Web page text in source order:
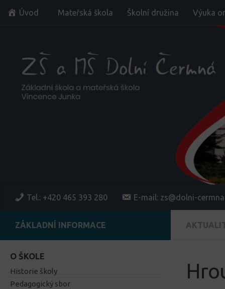
Skip to content
Úvod Mateřská škola Školní družina Výuka
Tel.: +420 465 393 280 E-mail: zs@dolni-
ZÁKLADNÍ INFORMACE
O ŠKOLE
Historie školy
Pedagogický sbor